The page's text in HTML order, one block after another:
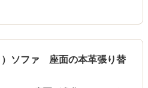
）ソファ 座面の本革張り替